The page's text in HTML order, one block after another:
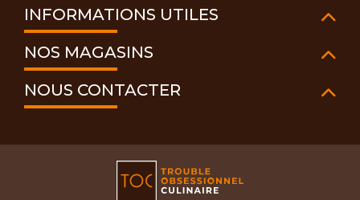
INFORMATIONS UTILES
NOS MAGASINS
NOUS CONTACTER